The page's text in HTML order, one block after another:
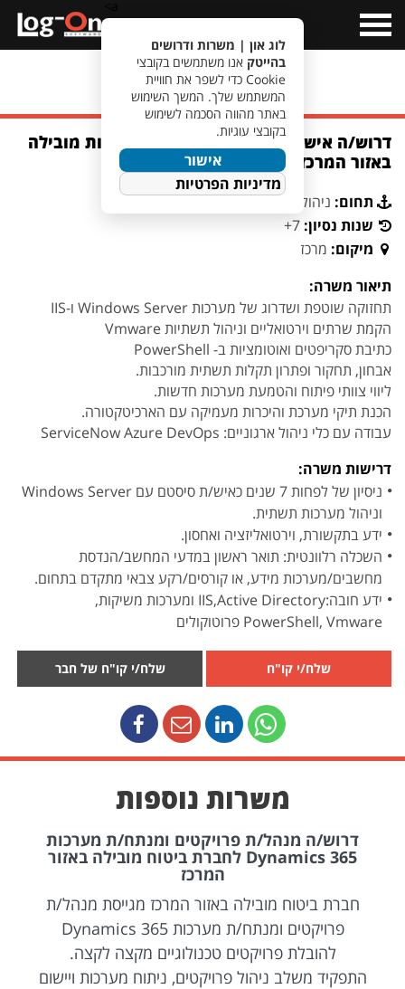
Menu
מעבר לחיפוש משרות
דרוש/ה איש/ת תשתיות IIS לחברת בריאות מובילה
באזור המרכז
תחום: ניהול פרויקטים וניתוח מערכות
שנות נסיון: 7+
מיקום: מרכז
תיאור משרה:
תחזוקה שוטפת ושדרוג של מערכות Windows Server ו-IIS
הקמת שרתים וירטואליים וניהול תשתיות Vmware
כתיבת סקריפטים ואוטומציות ב- PowerShell
אבחון, תחקור ופתרון תקלות תשתית מורכבות.
ליווי צוותי פיתוח והטמעת מערכות חדשות.
הכנת תיקי מערכת והיכרות מעמיקה עם הארכיטקטורה.
עבודה עם כלי ניהול ארגוניים: ServiceNow Azure DevOps
דרישות משרה:
ניסיון של לפחות 7 שנים כאיש/ת סיסטם עם Windows Server
וניהול מערכות תשתית.
ידע בתקשורת, וירטואליזציה ואחסון.
השכלה רלוונטית: תואר ראשון במדעי המחשב/הנדסת
מחשבים/מערכות מידע, או קורסים/רקע צבאי מתקדם בתחום.
ידע חובה:IIS,Active Directory ומערכות משיקות,
PowerShell, Vmware פרוטוקולים
שלח/י קו"ח שלח/י קו"ח של חבר
משרות נוספות
דרוש/ה מנהל/ת פרויקטים ומנתח/ת מערכות
Dynamics 365 לחברת ביטוח מובילה באזור
המרכז
חברת ביטוח מובילה באזור המרכז מגייסת מנהל/ת
פרויקטים ומנתח/ת מערכות Dynamics 365
להובלת פרויקטים טכנולוגיים מקצה לקצה.
התפקיד משלב ניהול פרויקטים, ניתוח מערכות ויישום
לוג און | משרות ודרושים
בהייטק אנו משתמשים בקובצי
Cookie כדי לשפר את חוויית
המשתמש שלך. המשך השימוש
באתר מהווה הסכמה לשימוש
בקובצי עוגיות.
אישור
מדיניות הפרטיות